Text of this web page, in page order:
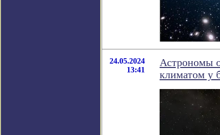
24.05.2024
13:41
Астрономы
климатом у